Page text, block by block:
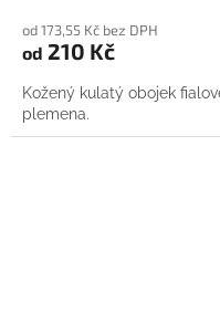
od 173,55 Kč bez DPH
od 210 Kč
Kožený kulatý obojek
plemena.